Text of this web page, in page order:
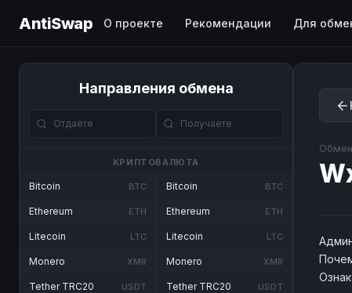
AntiSwap О проекте Рекомендации Для
Направления обмена
КРИПТОВАЛЮТА
Bitcoin BTC
Ethereum ETH
Litecoin LTC
Monero XMR
Tether TRC20 USDT
Bitcoin BTC
Ethereum ETH
Litecoin LTC
Monero XMR
Tether TRC20 USDT